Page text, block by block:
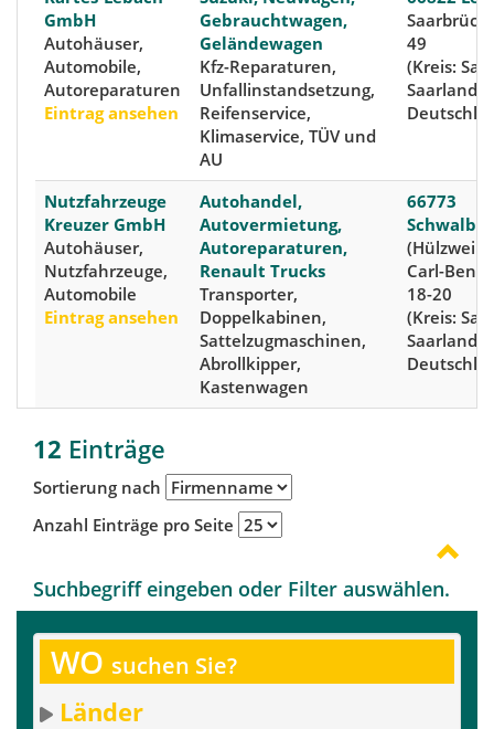
GmbH
Autohäuser,
Automobile,
Autoreparaturen
Eintrag ansehen
Gebrauchtwagen,
Geländewagen
Kfz-Reparaturen,
Unfallinstandsetzung,
Reifenservice,
Klimaservice, TÜV und
AU
49
(Kreis:
Saarland,
Nutzfahrzeuge
Kreuzer GmbH
Autohäuser,
Nutzfahrzeuge,
Automobile
Eintrag ansehen
Autohandel,
Autovermietung,
Autoreparaturen,
Renault Trucks
Transporter,
Doppelkabinen,
Sattelzugmaschinen,
Abrollkipper,
Kastenwagen
66773
Carl-
18-20
(Kreis:
Saarland,
12 Einträge
Sortierung nach
Anzahl Einträge pro Seite
Suchbegriff eingeben oder Filter auswählen.
WO suchen Sie?
Länder